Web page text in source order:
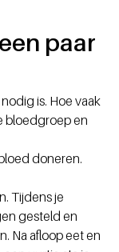
paar
is. Hoe vaak
bloedgroep en
doneren.
Tijdens je
gesteld en
Na afloop eet en